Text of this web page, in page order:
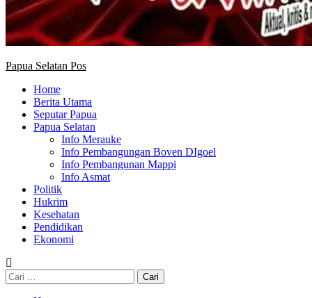
Papua Selatan Pos
Home
Berita Utama
Seputar Papua
Papua Selatan
Info Merauke
Info Pembangungan Boven DIgoel
Info Pembangunan Mappi
Info Asmat
Politik
Hukrim
Kesehatan
Pendidikan
Ekonomi
Cari
untuk: